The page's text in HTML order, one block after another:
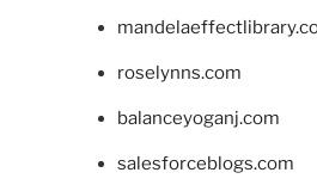
roselynns.com
balanceyoganj.com
salesforceblogs.com